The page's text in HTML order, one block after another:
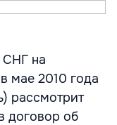
СНГ на
мае 2010 года
рассмотрит
договор об